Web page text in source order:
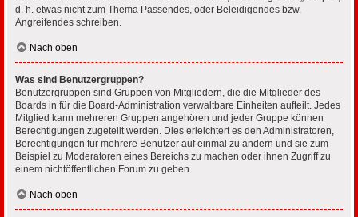
d. h. etwas nicht zum Thema Passendes, oder Beleidigendes bzw.
Angreifendes schreiben.
Nach oben
Was sind Benutzergruppen?
Benutzergruppen sind Gruppen von Mitgliedern, die die Mitglieder des
Boards in für die Board-Administration verwaltbare Einheiten aufteilt. Jedes
Mitglied kann mehreren Gruppen angehören und jeder Gruppe können
Berechtigungen zugeteilt werden. Dies erleichtert es den Administratoren,
Berechtigungen für mehrere Benutzer auf einmal zu ändern und sie zum
Beispiel zu Moderatoren eines Bereichs zu machen oder ihnen Zugriff zu
einem nichtöffentlichen Forum zu geben.
Nach oben